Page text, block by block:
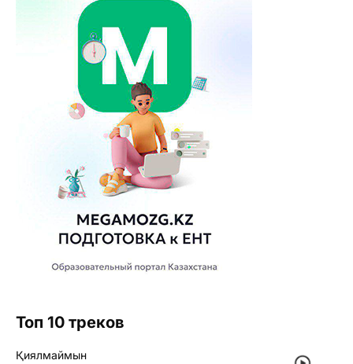
Топ 10 треков
Қиялмаймын